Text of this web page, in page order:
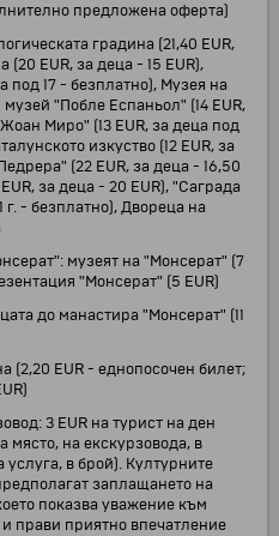
предложена оферта)
градина (21,40 EUR,
(20 EUR, за деца - 15 EUR),
под 17 - безплатно), Музея на
"Побле Еспаньол" (14 EUR,
Миро" (13 EUR, за деца под
изкуство (12 EUR, за
(22 EUR, за деца - 16,50
за деца - 20 EUR), "Саграда
г. - безплатно), Двореца на
музеят на "Монсерат" (7
"Монсерат" (5 EUR)
до манастира "Монсерат" (11
(2,20 EUR - еднопосочен билет;
3 EUR на турист на ден
на екскурзовода, в
услуга, в брой). Културните
заплащането на
показва уважение към
прави приятно впечатление